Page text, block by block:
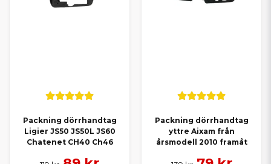
Packning dörrhandtag
Ligier JS50 JS50L JS60
Chatenet CH40 Ch46
Packning dörrhandtag
yttre Aixam från
årsmodell 2010 framåt